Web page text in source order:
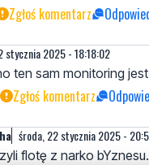
Zgłoś komentarz
stycznia 2025 - 18:18:02
ten sam monitoring
Zgłoś komentarz
środa, 22 stycznia 2025 -
flotę z narko bYznesu.